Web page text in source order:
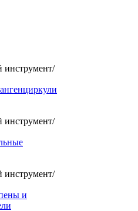
инструмент/
инструмент/
инструмент/
и